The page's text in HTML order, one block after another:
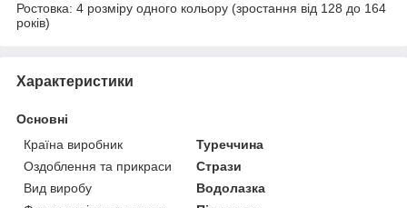
Ростовка: 4 розміру одного кольору (зростання від 128 до 164
років)
Характеристики
Основні
Країна виробник
Туреччина
Оздоблення та прикраси
Стрази
Вид виробу
Водолазка